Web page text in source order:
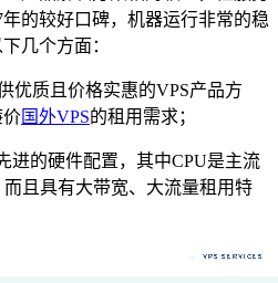
的较好口碑，机器运行非常的稳
几个方面：
优质且价格实惠的VPS产品方
价国外VPS的租用需求；
进的硬件配置，其中CPU是主流
且具有大带宽、大流量租用特